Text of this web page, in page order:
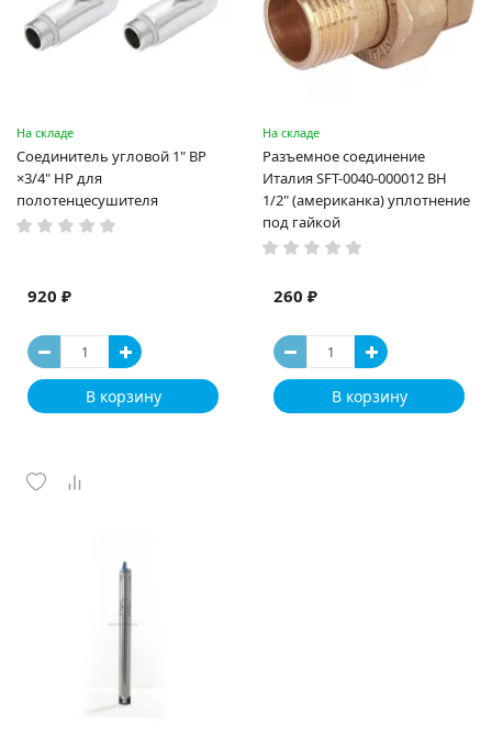
На складе
Соединитель угловой 1" ВР
×3/4" НР для
полотенцесушителя
920 ₽
В корзину
На складе
Разъемное соединение
Италия SFT-0040-000012 ВН
1/2" (американка) уплотнение
под гайкой
260 ₽
В корзину